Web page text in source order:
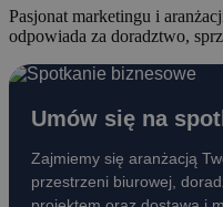
Pasjonat marketingu i
odpowiada za doradztwo,
Umów się na
Zajmiemy się aranżacją
przestrzeni biurowej,